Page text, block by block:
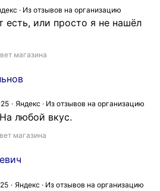
· Из отзывов на организацию
есть, или просто я не нашёл
магазина
Яндекс · Из отзывов на организацию
любой вкус.
магазина
Яндекс · Из отзывов на организацию